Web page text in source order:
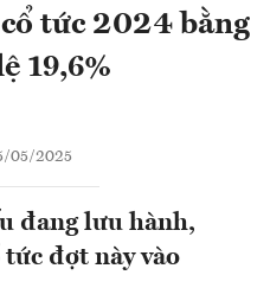
tức 2024 bằng
19,6%
05/2025
đang lưu hành,
đợt này vào